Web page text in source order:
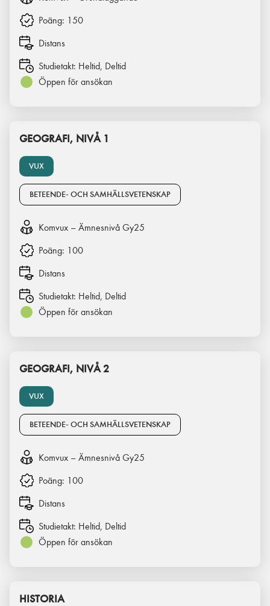
Poäng: 150
Distans
Studietakt: Heltid, Deltid
Öppen för ansökan
VUX
GEOGRAFI, NIVÅ 1
BETEENDE- OCH SAMHÄLLSVETENSKAP
Komvux – Ämnesnivå Gy25
Poäng: 100
Distans
Studietakt: Heltid, Deltid
Öppen för ansökan
VUX
GEOGRAFI, NIVÅ 2
BETEENDE- OCH SAMHÄLLSVETENSKAP
Komvux – Ämnesnivå Gy25
Poäng: 100
Distans
Studietakt: Heltid, Deltid
Öppen för ansökan
HISTORIA